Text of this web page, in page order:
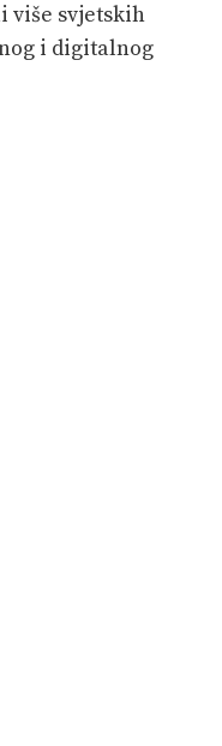
više svjetskih
i digitalnog